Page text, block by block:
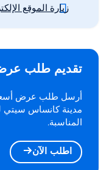
زيارة الموقع
تقديم طلب
أرسل طلب عرض
مدينة كانساس
المناسبة.
اطلب الآن